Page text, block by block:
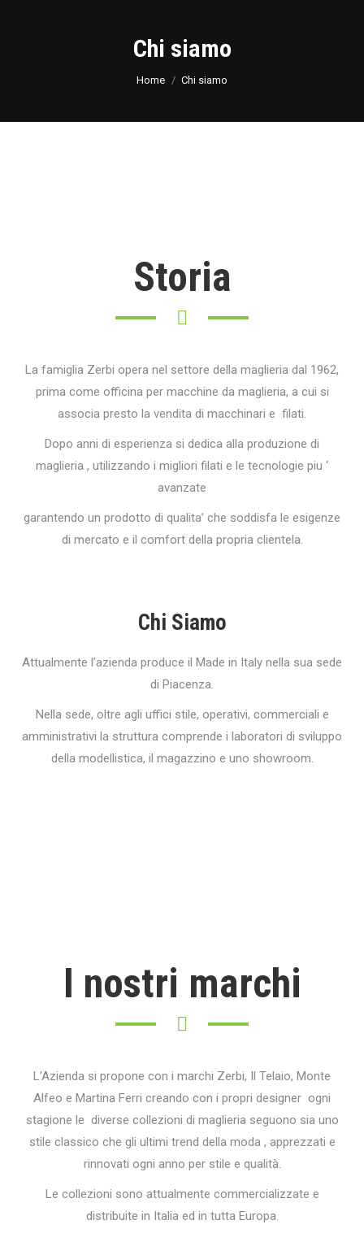
Chi siamo
You are here:
Home Chi siamo
Storia
La famiglia Zerbi opera nel settore della maglieria dal 1962,
prima come offi­cina per macchine da maglieria, a cui si
associa presto la vendita di macchinari e filati.
Dopo anni di esperienza si dedica alla produzione di
maglieria , utilizzando i migliori filati e le tecnologie piu ‘
avanzate
garantendo un prodotto di qualita’ che soddisfa le esigenze
di mercato e il comfort della propria clientela.
Chi Siamo
Attualmente l’azienda produce il Made in Italy nella sua sede
di Piacenza.
Nella sede, oltre agli uffici stile, operativi, commerciali e
amministrativi la struttura comprende i laboratori di sviluppo
della modellistica, il magazzino e uno showroom.
I nostri marchi
L’Azienda si propone con i marchi Zerbi, Il Telaio, Monte
Alfeo e Martina Ferri creando con i propri designer ogni
stagione le diverse collezioni di maglieria seguono sia uno
stile classico che gli ultimi trend della moda , apprezzati e
rinnovati ogni anno per stile e qualità.
Le collezioni sono attualmente commercializzate e
distribuite in Italia ed in tutta Europa.